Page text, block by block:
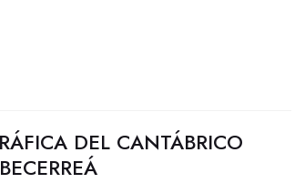
DEL CANTÁBRICO